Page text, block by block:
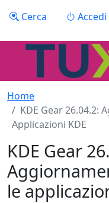
Menu profilo
Cerca Accedi
Home
KDE Gear 26.04.2:
Applicazioni KDE
KDE Gear
le